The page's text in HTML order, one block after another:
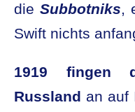
die Subbotniks,
Swift nichts
1919 fingen
Russland an auf